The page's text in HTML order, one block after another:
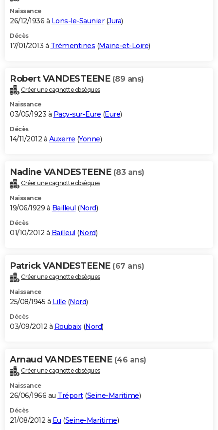
Naissance
26/12/1936 à Lons-le-Saunier(Jura)
Décès
17/01/2013 à Trémentines (Maine-et-Loire)
Robert VANDESTEENE (89 ans)
Créer une cagnotte obsèques
Naissance
03/05/1923 à Pacy-sur-Eure (Eure)
Décès
14/11/2012 à Auxerre (Yonne)
Nadine VANDESTEENE (83 ans)
Créer une cagnotte obsèques
Naissance
19/06/1929 à Bailleul (Nord)
Décès
01/10/2012 à Bailleul (Nord)
Patrick VANDESTEENE (67 ans)
Créer une cagnotte obsèques
Naissance
25/08/1945 à Lille (Nord)
Décès
03/09/2012 à Roubaix(Nord)
Arnaud VANDESTEENE (46 ans)
Créer une cagnotte obsèques
Naissance
26/06/1966 au Tréport(Seine-Maritime)
Décès
21/08/2012 à Eu (Seine-Maritime)